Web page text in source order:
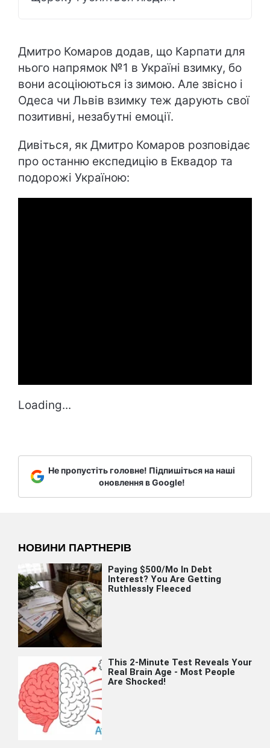
Дмитро Комаров додав, що Карпати для
нього напрямок №1 в Україні взимку, бо
вони асоціюються із зимою. Але звісно і
Одеса чи Львів взимку теж дарують свої
позитивні, незабутні емоції.
Дивіться, як Дмитро Комаров розповідає
про останню експедицію в Еквадор та
подорожі Україною:
Loading...
Не пропустіть головне! Підпишіться на наші
оновлення в Google!